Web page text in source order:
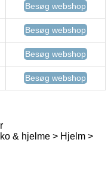
Besøg webshop
Besøg webshop
Besøg webshop
Besøg webshop
& hjelme > Hjelm >